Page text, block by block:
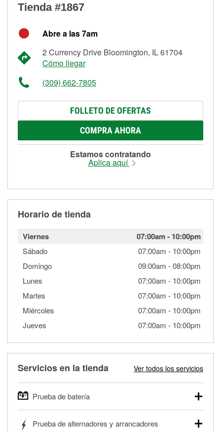
Tienda #1867
Abre a las 7am
2 Currency Drive Bloomington, IL 61704
Cómo llegar
(309) 662-7805
FOLLETO DE OFERTAS
COMPRA AHORA
Estamos contratando
Aplica aquí
Horario de tienda
Viernes 07:00am- 10:00pm
Sábado 07:00am - 10:00pm
Domingo
09:00am -08:00pm
Lunes
07:00am - 10:00pm
Martes
07:00am - 10:00pm
Miércoles
07:00am - 10:00pm
Jueves
07:00am - 10:00pm
Servicios en la tienda Ver todos los servicios
Prueba de batería
autos, camionetas, SUVs, vehículos comerciales y
Prueba de alternadores y arrancadores